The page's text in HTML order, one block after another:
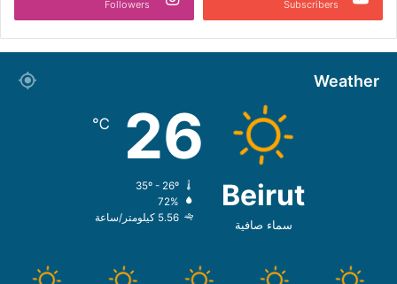
Subscribers
Followers
Weather
Beirut
سماء صافية
26
℃
72%
5.56 كيلومتر/ساعة